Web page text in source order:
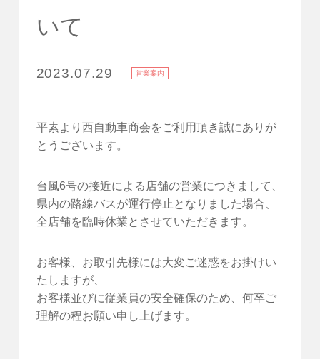
いて
2023.07.29 営業案内
平素より西自動車商会をご利用頂き誠にありが
とうございます。
台風6号の接近による店舗の営業につきまして、
県内の路線バスが運行停止となりました場合、
全店舗を臨時休業とさせていただきます。
お客様、お取引先様には大変ご迷惑をお掛けい
たしますが、
お客様並びに従業員の安全確保のため、何卒ご
理解の程お願い申し上げます。